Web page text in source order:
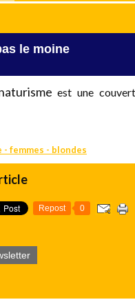
le moine
est une
- femmes - blondes
Repost 0